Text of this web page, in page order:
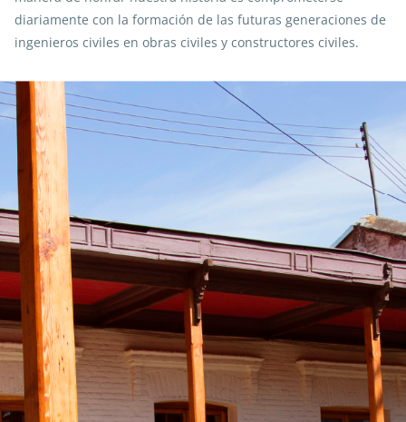
diariamente con la formación de las futuras generaciones de
ingenieros civiles en obras civiles y constructores civiles.